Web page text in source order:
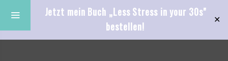
Jetzt mein Buch „Less Stress in your 30s"
bestellen!
✕